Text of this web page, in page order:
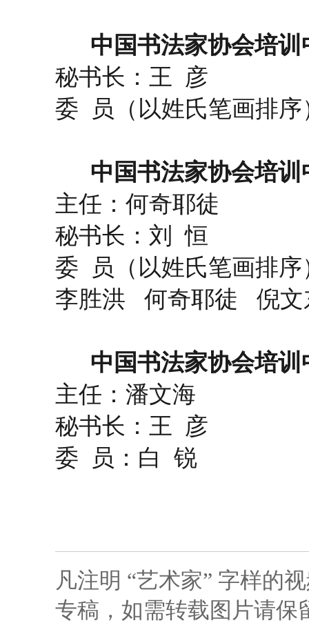
中国书法家协会培
秘书长：王 彦
委 员（以姓氏笔画排
中国书法家协会培
主任：何奇耶徒
秘书长：刘 恒
委 员（以姓氏笔画排序
李胜洪 何奇耶徒 倪
中国书法家协会培
主任：潘文海
秘书长：王 彦
委 员：白 锐
凡注明 “艺术家” 字样的
专稿，如需转载图片请保